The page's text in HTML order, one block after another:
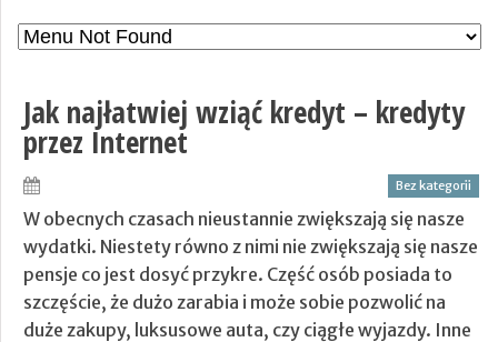
Jak najłatwiej wziąć kredyt – kredyty
przez Internet
Bez kategorii
W obecnych czasach nieustannie zwiększają się nasze
wydatki. Niestety równo z nimi nie zwiększają się nasze
pensje co jest dosyć przykre. Część osób posiada to
szczęście, że dużo zarabia i może sobie pozwolić na
duże zakupy, luksusowe auta, czy ciągłe wyjazdy. Inne